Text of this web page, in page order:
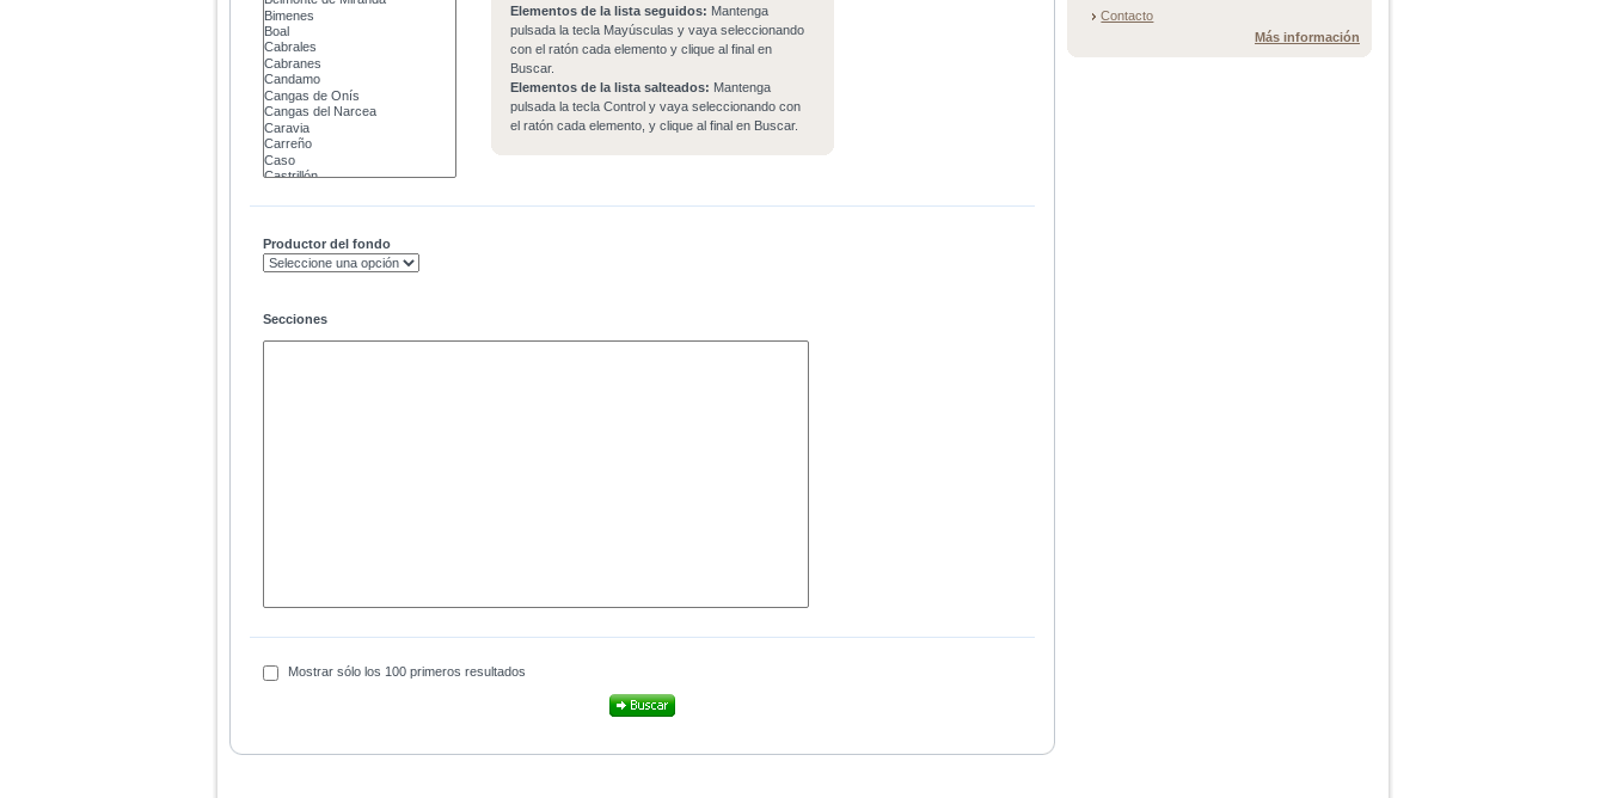
Elementos de la lista seguidos: Mantenga
pulsada la tecla Mayúsculas y vaya seleccionando
con el ratón cada elemento y clique al final en
Buscar.
Elementos de la lista salteados: Mantenga
pulsada la tecla Control y vaya seleccionando con
el ratón cada elemento, y clique al final en Buscar.
Productor del fondo
Secciones
Mostrar sólo los 100 primeros resultados
Contacto
Más información